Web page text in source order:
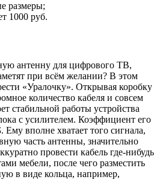
размеры;
1000 руб.
антенну для цифрового ТВ,
при всём желании? В этом
«Уралочку». Открывая коробку
количество кабеля и совсем
стабильной работы устройства
с усилителем. Коэффициент его
Ему вполне хватает того сигнала,
часть антенны, значительно
провести кабель где-нибудь
мебели, после чего разместить
в виде кольца, например,